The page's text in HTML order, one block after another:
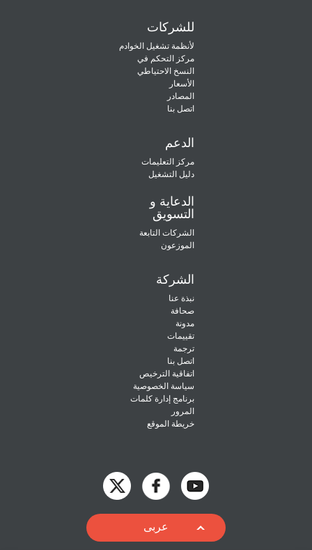
للشركات
لأنظمة تشغيل الخوادم
مركز التحكم في
النسخ الاحتياطي
الأسعار
المصادر
اتصل بنا
الدعم
مركز التعليمات
دليل التشغيل
الدعاية و
التسويق
الشركات التابعة
الموزعون
الشركة
نبذة عنا
صحافة
مدونة
تقييمات
ترجمة
اتصل بنا
اتفاقية الترخيص
سياسة الخصوصية
برنامج إدارة كلمات
المرور
خريطة الموقع
عربى
English
Deutsch